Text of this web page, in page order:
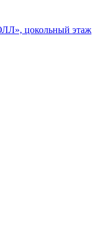
цокольный этаж